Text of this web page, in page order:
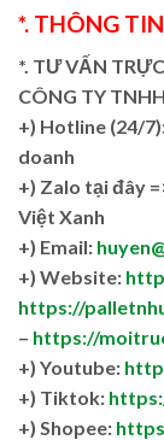
*. THÔNG
*. TƯ VẤN
CÔNG TY
+) Hotline (24/
doanh
+) Zalo tại đây
Việt Xanh
+) Email:
+) Website:
https://
– https://
+) Youtube:
+) Tiktok:
+) Shopee: